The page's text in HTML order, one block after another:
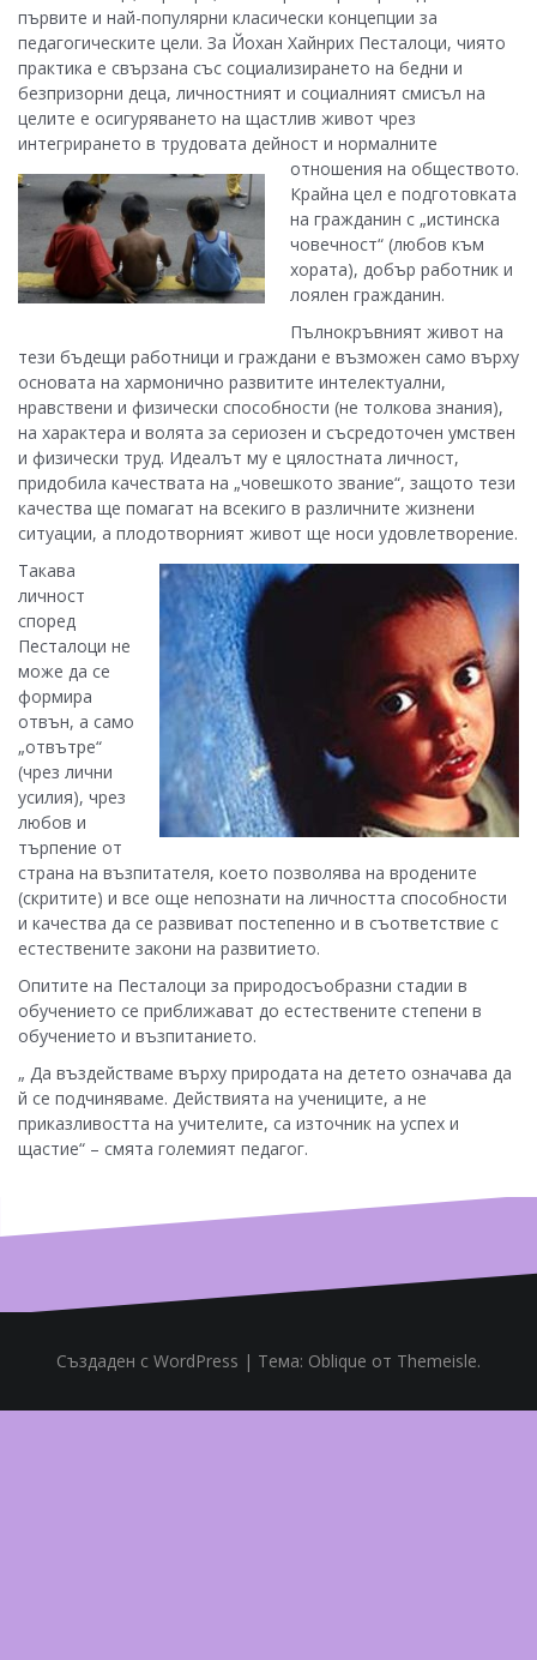
първите и най-популярни класически концепции за
педагогическите цели. За Йохан Хайнрих Песталоци, чиято
практика е свързана със социализирането на бедни и
безпризорни деца, личностният и социалният смисъл на
целите е осигуряването на щастлив живот чрез
интегрирането в трудовата дейност и нормалните
отношения на обществото.
Крайна цел е подготовката
на гражданин с „истинска
човечност“ (любов към
хората), добър работник и
лоялен гражданин.
Пълнокръвният живот на
тези бъдещи работници и граждани е възможен само върху
основата на хармонично развитите интелектуални,
нравствени и физически способности (не толкова знания),
на характера и волята за сериозен и съсредоточен умствен
и физически труд. Идеалът му е цялостната личност,
придобила качествата на „човешкото звание“, защото тези
качества ще помагат на всекиго в различните жизнени
ситуации, а плодотворният живот ще носи удовлетворение.
Такава
личност
според
Песталоци не
може да се
формира
отвън, а само
„отвътре“
(чрез лични
усилия), чрез
любов и
търпение от
страна на възпитателя, което позволява на вродените
(скритите) и все още непознати на личността способности
и качества да се развиват постепенно и в съответствие с
естествените закони на развитието.
Опитите на Песталоци за природосъобразни стадии в
обучението се приближават до естествените степени в
обучението и възпитанието.
„ Да въздействаме върху природата на детето означава да
й се подчиняваме. Действията на учениците, а не
приказливостта на учителите, са източник на успех и
щастие“ – смята големият педагог.
Създаден с WordPress | Тема: Oblique от Themeisle.